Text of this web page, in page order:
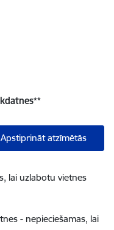
**
Apstiprināt atzīmētās
lai uzlabotu vietnes
- nepieciešamas, lai